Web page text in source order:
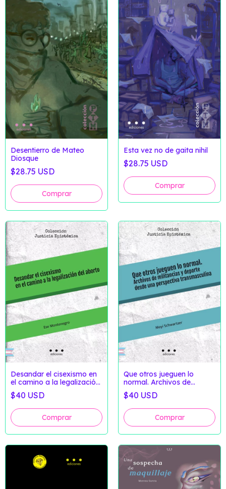
Desentierro de Mateo
Diosque
$28.75 USD
Esta vez no de gaita nihil
$28.75 USD
Desandar el cisexismo en
el camino a la legalización
del aborto de Ese
Montenegro
$40 USD
Que otros jueguen lo
normal. Archivos de
militancia y deporte desde
una perspectiva
transmasculina de Moyi
Schwartzer
$40 USD